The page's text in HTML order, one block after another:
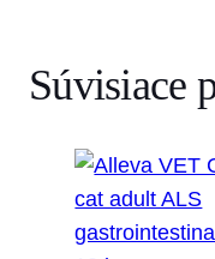
Súvisiace